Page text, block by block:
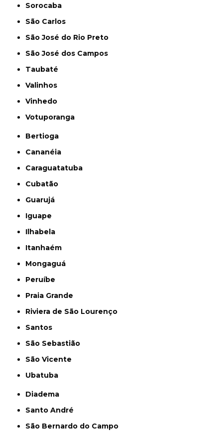
Sorocaba
São Carlos
São José do Rio Preto
São José dos Campos
Taubaté
Valinhos
Vinhedo
Votuporanga
Bertioga
Cananéia
Caraguatatuba
Cubatão
Guarujá
Iguape
Ilhabela
Itanhaém
Mongaguá
Peruíbe
Praia Grande
Riviera de São Lourenço
Santos
São Sebastião
São Vicente
Ubatuba
Diadema
Santo André
São Bernardo do Campo